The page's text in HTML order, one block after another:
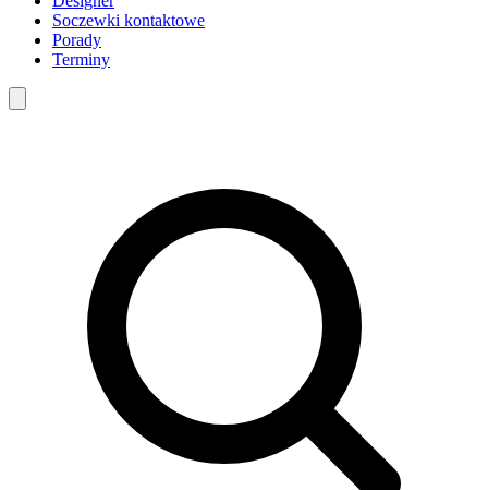
Soczewki kontaktowe
Porady
Terminy